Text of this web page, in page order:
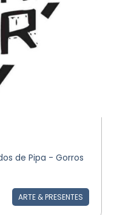
de Pipa - Gorros
ARTE & PRESENTES